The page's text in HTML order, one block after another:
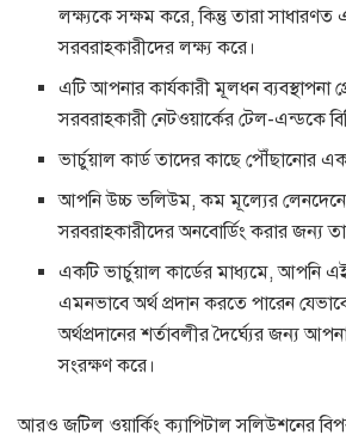
লক্ষ্যকে সক্ষম করে, কিন্তু তারা সাধারণত
সরবরাহকারীদের লক্ষ্য করে।
এটি আপনার কার্যকারী মূলধন ব্যবস্থাপনা
সরবরাহকারী নেটওয়ার্কের টেল-এন্ডকে
ভার্চুয়াল কার্ড তাদের কাছে পৌঁছানোর
আপনি উচ্চ ভলিউম, কম মূল্যের লেনদেনে
সরবরাহকারীদের অনবোর্ডিং করার জন্য
একটি ভার্চুয়াল কার্ডের মাধ্যমে, আপনি
এমনভাবে অর্থ প্রদান করতে পারেন
অর্থপ্রদানের শর্তাবলীর দৈর্ঘ্যের জন্য
সংরক্ষণ করে।
আরও জটিল ওয়ার্কিং ক্যাপিটাল সলিউশনের